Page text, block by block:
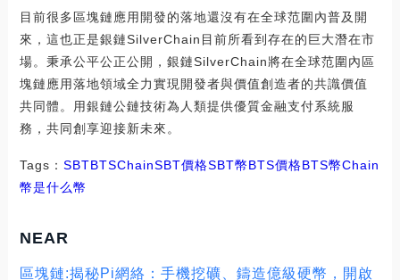
目前很多區塊鏈應用開發的落地還沒有在全球范圍內普及開
來，這也正是銀鏈SilverChain目前所看到存在的巨大潛在市
場。秉承公平公正公開，銀鏈SilverChain將在全球范圍內區
塊鏈應用落地領域全力實現開發者與價值創造者的共識價值
共同體。用銀鏈公鏈技術為人類提供優質金融支付系統服
務，共同創享迎接新未來。
Tags： SBTBTSChainSBT價格SBT幣BTS價格BTS幣Chain
幣是什么幣
NEAR
區塊鏈:揭秘Pi網絡：手機挖礦、鑄造億級硬幣，開啟